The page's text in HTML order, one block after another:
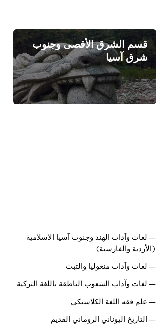
قسم الشرق الأقصى وجنوب
شرق آسيا
— لغات وآداب الهند وجنوب آسيا الاسلامية
(الأردية والفارسية)
— لغات وآداب منغوليا والتبت
— لغات وآداب الشعوب الناطقة باللغة التركية
— علم فقه اللغة الكلاسيكي
— التاريخ اليوناني الروماني القديم